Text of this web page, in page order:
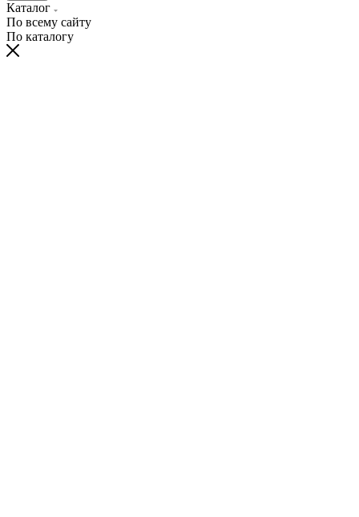
Каталог
По всему сайту
По каталогу